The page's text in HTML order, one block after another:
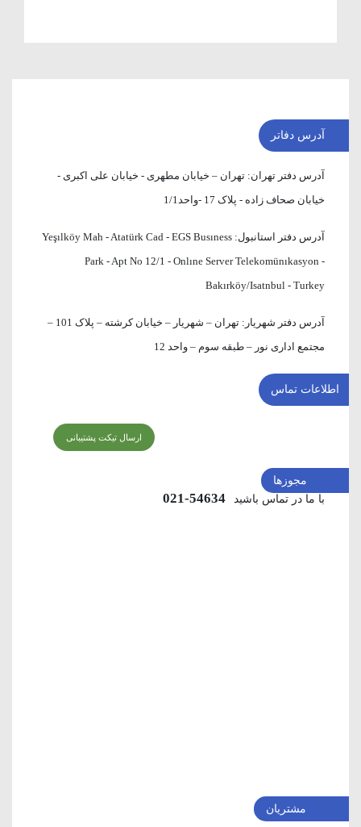
آدرس دفاتر
آدرس دفتر تهران: تهران – خیابان مطهری - خیابان علی اکبری -
خیابان صحاف زاده - پلاک 17 -واحد1/1
آدرس دفتر استانبول: Yeşılköy Mah - Atatürk Cad - EGS Busıness
Park - Apt No 12/1 - Onlıne Server Telekomünıkasyon -
Bakırköy/Isatnbul - Turkey
آدرس دفتر شهریار:
تهران – شهریار – خیابان کرشته – پلاک 101 –
مجتمع اداری نور – طبقه سوم – واحد 12
اطلاعات تماس
ارسال تیکت پشتیبانی
با ما در تماس باشید 54634-021
مجوزها
مشتریان